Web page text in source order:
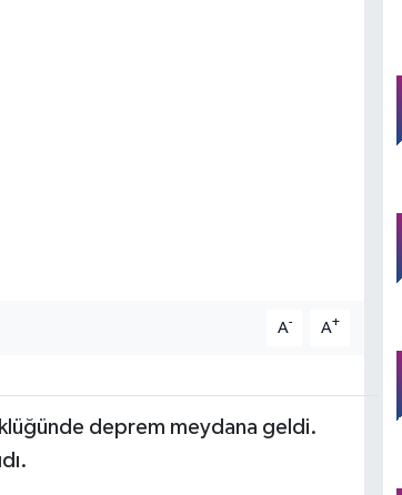
A- A+
deprem meydana geldi.